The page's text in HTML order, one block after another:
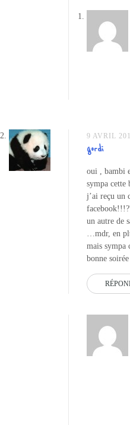
9 AVRIL
gordi
oui , bambi
sympa cette
j’ai reçu un
un autre de
…mdr, en
mais sympa
bonne soirée